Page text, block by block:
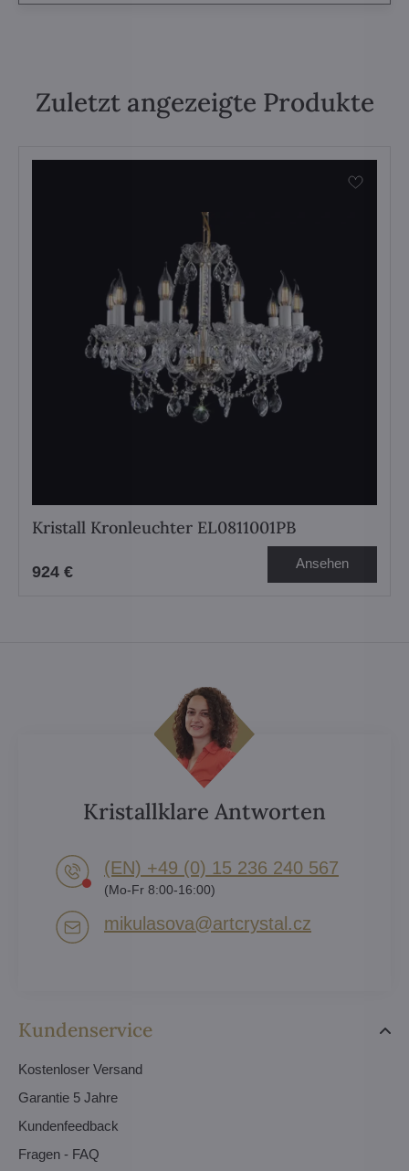
Zuletzt angezeigte Produkte
Kristall Kronleuchter EL0811001PB
924 € Ansehen
Kundenservice
Kostenloser Versand
Garantie 5 Jahre
Kundenfeedback
Fragen - FAQ
Kristallklare Antworten
(EN) +49 (0) 15 236 240 567
(Mo-Fr 8:00-16:00)
mikulasova​@artcrystal​.cz